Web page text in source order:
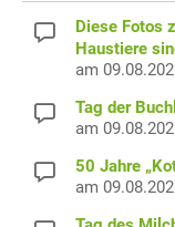
Diese Fotos
Haustiere
am
Tag der
am
50 Jahre
am